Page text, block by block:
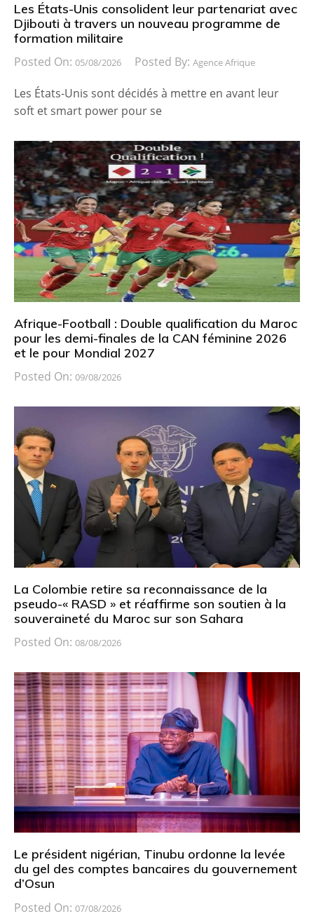
Les États-Unis consolident leur partenariat avec
Djibouti à travers un nouveau programme de
formation militaire
Posted On: 05/08/2026 Posted By: Agence Afrique
Les États-Unis sont décidés à mettre en avant leur
soft et smart power pour se
Afrique-Football : Double qualification du Maroc
pour les demi-finales de la CAN féminine 2026
et le pour Mondial 2027
Posted On: 09/08/2026
La Colombie retire sa reconnaissance de la
pseudo-« RASD » et réaffirme son soutien à la
souveraineté du Maroc sur son Sahara
Posted On: 08/08/2026
Le président nigérian, Tinubu ordonne la levée
du gel des comptes bancaires du gouvernement
d’Osun
Posted On: 07/08/2026